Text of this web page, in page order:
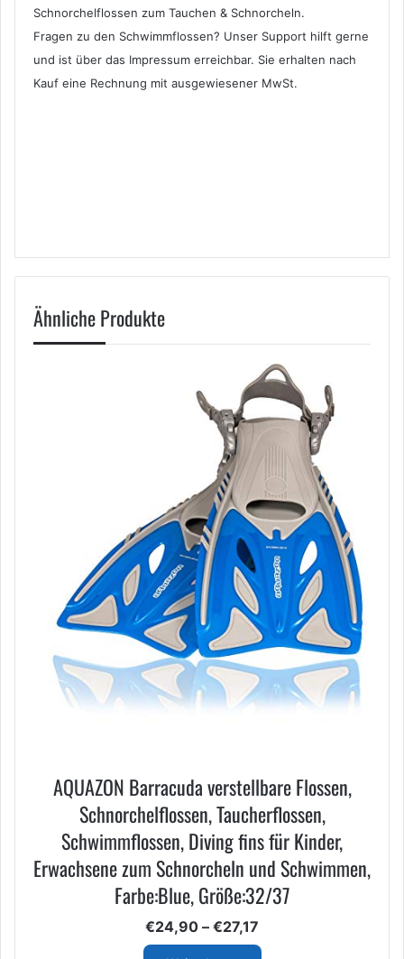
Schnorchelflossen zum Tauchen & Schnorcheln.
Fragen zu den Schwimmflossen? Unser Support hilft gerne
und ist über das Impressum erreichbar. Sie erhalten nach
Kauf eine Rechnung mit ausgewiesener MwSt.
Ähnliche Produkte
AQUAZON Barracuda verstellbare Flossen,
Schnorchelflossen, Taucherflossen,
Schwimmflossen, Diving fins für Kinder,
Erwachsene zum Schnorcheln und Schwimmen,
Farbe:Blue, Größe:32/37
€24,90 – €27,17
€24,90